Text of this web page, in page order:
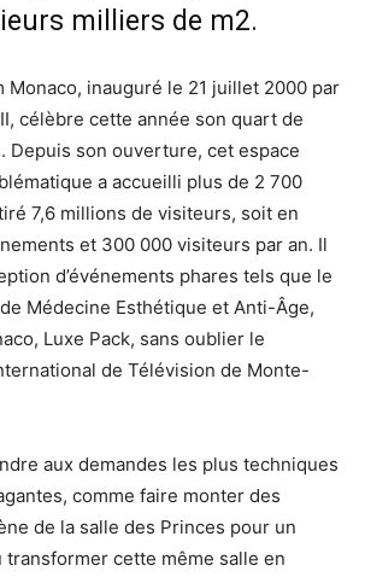
milliers de m2.
Monaco, inauguré le 21 juillet 2000 par
célèbre cette année son quart de
Depuis son ouverture, cet espace
a accueilli plus de 2 700
7,6 millions de visiteurs, soit en
et 300 000 visiteurs par an. Il
d’événements phares tels que le
Médecine Esthétique et Anti-Âge,
Luxe Pack, sans oublier le
de Télévision de Monte-
aux demandes les plus techniques
comme faire monter des
de la salle des Princes pour un
transformer cette même salle en